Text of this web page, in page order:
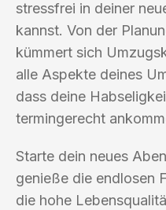
stressfrei in deiner
kannst. Von der
kümmert sich
alle Aspekte deines
dass deine
termingerecht
Starte dein neues
genieße die endlosen
die hohe